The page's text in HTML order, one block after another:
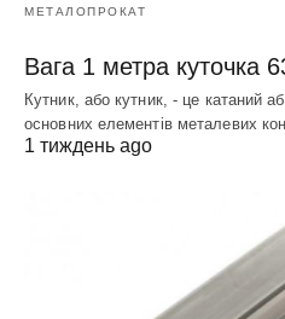
МЕТАЛОПРОКАТ
Вага 1 метра куточка
Кутник, або кутник, - це катаний
основних елементів металевих
1 тиждень ago